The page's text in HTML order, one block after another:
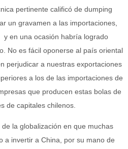
pertinente calificó de dumping
un gravamen a las importaciones,
y en una ocasión habría logrado
No es fácil oponerse al país oriental
perjudicar a nuestras exportaciones
a los de las importaciones de
que producen estas bolas de
de capitales chilenos.
la globalización en que muchas
a invertir a China, por su mano de